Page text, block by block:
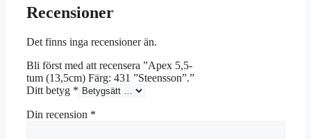
Recensioner
Det finns inga recensioner än.
Bli först med att recensera ”Apex 5,5-
tum (13,5cm) Färg: 431 ”Steensson”.”
Ditt betyg *
Din recension *